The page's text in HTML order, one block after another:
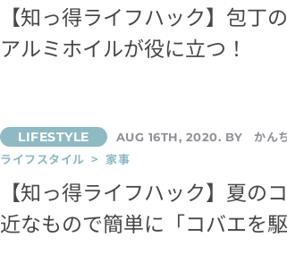
【知っ得ライフハック】包丁
アルミホイルが役に立つ！
AUG 16TH, 2020. BY
かん
ライフスタイル > 家事
【知っ得ライフハック】夏の
近なもので簡単に「コバエを駆